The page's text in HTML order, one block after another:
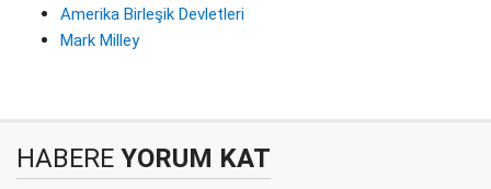
Amerika Birleşik Devletleri
Mark Milley
HABERE YORUM KAT